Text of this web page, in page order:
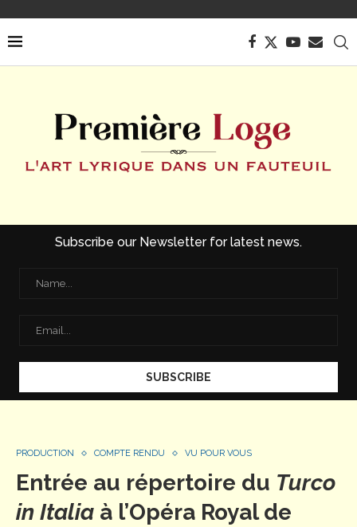
Subscribe our Newsletter for latest news.
PRODUCTION COMPTE RENDU VU POUR VOUS
Entrée au répertoire du Turco
in Italia à l’Opéra Royal de